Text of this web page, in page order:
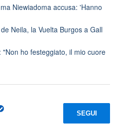
Niewiadoma accusa: 'Hanno
Neila, la Vuelta Burgos a Gall
ho festeggiato, il mio cuore
SEGUI